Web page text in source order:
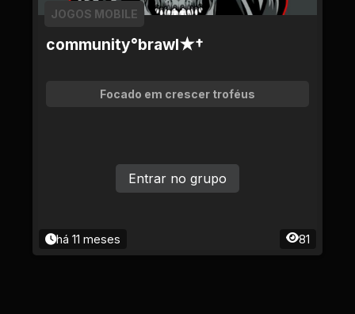
community°brawl★†
JOGOS MOBILE
Focado em crescer troféus
há 11 meses 81
Entrar no grupo